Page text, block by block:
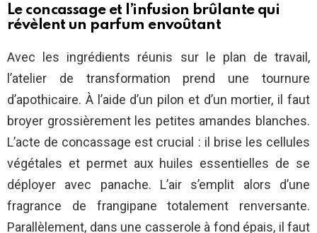
Le concassage et l’infusion brûlante qui
révèlent un parfum envoûtant
Avec les ingrédients réunis sur le plan de travail,
l’atelier de transformation prend une tournure
d’apothicaire. À l’aide d’un pilon et d’un mortier, il faut
broyer grossièrement les petites amandes blanches.
L’acte de concassage est crucial : il brise les cellules
végétales et permet aux huiles essentielles de se
déployer avec panache. L’air s’emplit alors d’une
fragrance de frangipane totalement renversante.
Parallèlement, dans une casserole à fond épais, il faut